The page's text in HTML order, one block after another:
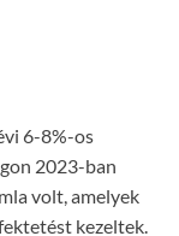
6-8%-os
2023-ban
volt, amelyek
kezeltek.